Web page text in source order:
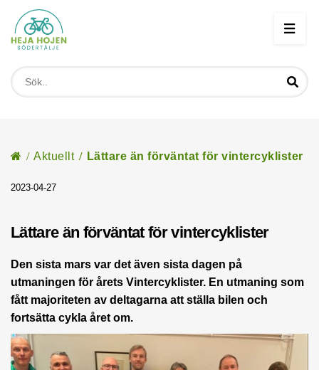
Start
/ Aktuellt / Lättare än förväntat för vintercyklister
2023-04-27
Lättare än förväntat för vintercyklister
Den sista mars var det även sista dagen på
utmaningen för årets Vintercyklister. En utmaning som
fått majoriteten av deltagarna att ställa bilen och
fortsätta cykla året om.